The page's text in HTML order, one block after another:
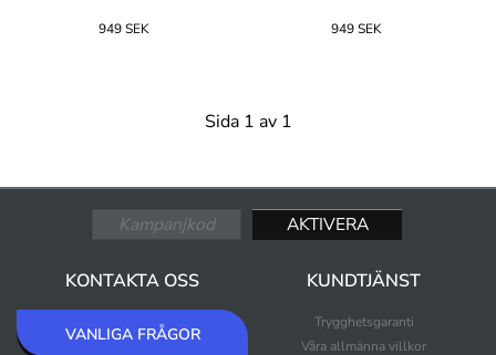
949 SEK 949 SEK
Sida 1 av 1
KONTAKTA OSS
VANLIGA FRÅGOR
KUNDTJÄNST
Trygghetsgaranti
Våra allmänna villkor